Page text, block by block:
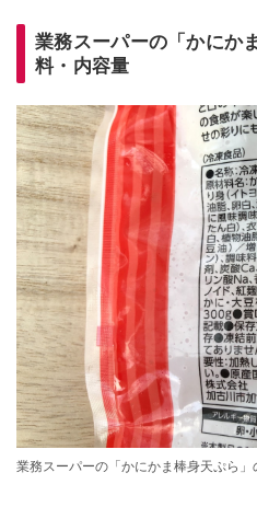
業務スーパーの「かにか
料・内容量
業務スーパーの「かにかま棒身天ぷら